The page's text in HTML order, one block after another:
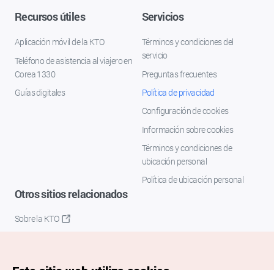
Recursos útiles
Aplicación móvil de la KTO
Teléfono de asistencia al viajero en
Corea 1330
Guías digitales
Servicios
Términos y condiciones del
servicio
Preguntas frecuentes
Política de privacidad
Configuración de cookies
Información sobre cookies
Términos y condiciones de
ubicación personal
Política de ubicación personal
Otros sitios relacionados
Sobre la KTO